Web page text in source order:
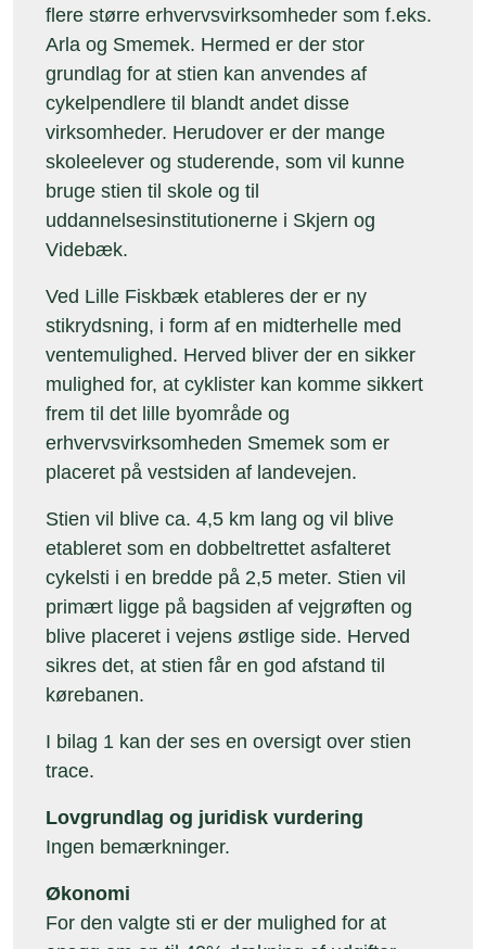
flere større erhvervsvirksomheder som f.eks.
Arla og Smemek. Hermed er der stor
grundlag for at stien kan anvendes af
cykelpendlere til blandt andet disse
virksomheder. Herudover er der mange
skoleelever og studerende, som vil kunne
bruge stien til skole og til
uddannelsesinstitutionerne i Skjern og
Videbæk.
Ved Lille Fiskbæk etableres der er ny
stikrydsning, i form af en midterhelle med
ventemulighed. Herved bliver der en sikker
mulighed for, at cyklister kan komme sikkert
frem til det lille byområde og
erhvervsvirksomheden Smemek som er
placeret på vestsiden af landevejen.
Stien vil blive ca. 4,5 km lang og vil blive
etableret som en dobbeltrettet asfalteret
cykelsti i en bredde på 2,5 meter. Stien vil
primært ligge på bagsiden af vejgrøften og
blive placeret i vejens østlige side. Herved
sikres det, at stien får en god afstand til
kørebanen.
I bilag 1 kan der ses en oversigt over stien
trace.
Lovgrundlag og juridisk vurdering
Ingen bemærkninger.
Økonomi
For den valgte sti er der mulighed for at